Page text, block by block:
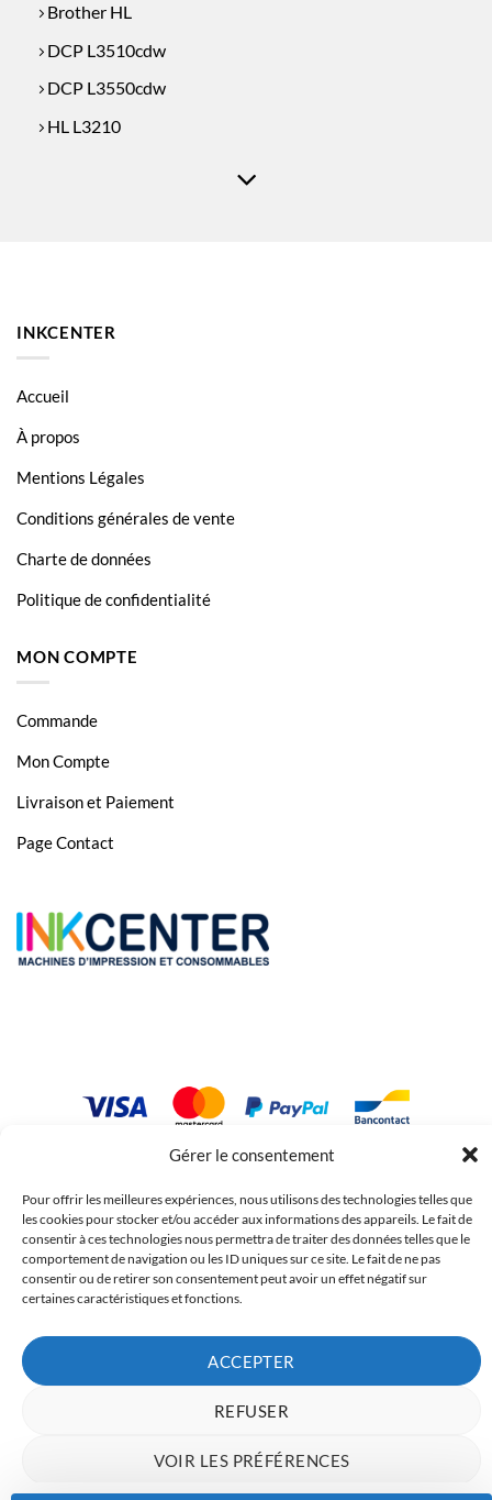
Gérer le consentement
Pour offrir les meilleures expériences, nous utilisons des technologies telles que
les cookies pour stocker et/ou accéder aux informations des appareils. Le fait de
consentir à ces technologies nous permettra de traiter des données telles que le
comportement de navigation ou les ID uniques sur ce site. Le fait de ne pas
consentir ou de retirer son consentement peut avoir un effet négatif sur
certaines caractéristiques et fonctions.
ACCEPTER
REFUSER
VOIR LES PRÉFÉRENCES
Brother HL
DCP L3510cdw
DCP L3550cdw
HL L3210
HL L3290
HL L3290CDW
HL L3730CW
HL L3750
MFC L3710CW
TN-247
TN-247
TN-247
INKCENTER
Accueil
À propos
Mentions Légales
Conditions générales de vente
Charte de données
Politique de confidentialité
MON COMPTE
Commande
Mon Compte
Livraison et Paiement
Page Contact
Copyright 2023 © Inkcenter - Webdesign by